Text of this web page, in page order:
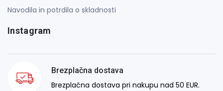
Navodila in potrdila o skladnosti
Instagram
Brezplačna dostava
Brezplačna dostava pri nakupu nad 50 EUR.